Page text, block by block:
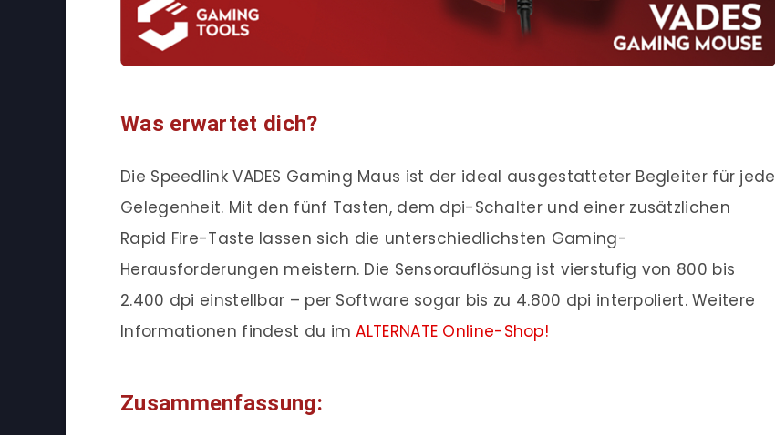
Was erwartet dich?
Die Speedlink VADES Gaming Maus ist der ideal ausgestatteter Begleiter für jede
Gelegenheit. Mit den fünf Tasten, dem dpi-Schalter und einer zusätzlichen
Rapid Fire-Taste lassen sich die unterschiedlichsten Gaming-
Herausforderungen meistern. Die Sensorauflösung ist vierstufig von 800 bis
2.400 dpi einstellbar – per Software sogar bis zu 4.800 dpi interpoliert. Weitere
Informationen findest du imALTERNATE Online-Shop!
Zusammenfassung: